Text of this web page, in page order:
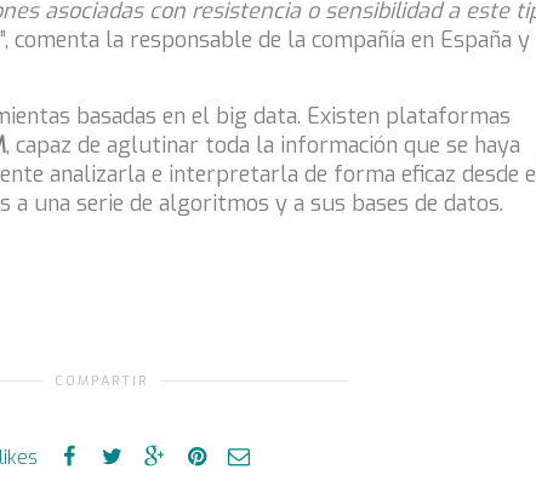
asociadas con resistencia o sensibilidad a este
”, comenta la responsable de la compañía en España y
basadas en el big data. Existen plataformas
, capaz de aglutinar toda la información que se haya
analizarla e interpretarla de forma eficaz desde
una serie de algoritmos y a sus bases de datos.
COMPARTIR
likes